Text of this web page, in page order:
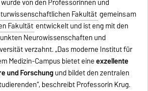
von den Professorinnen und
Fakultät gemeinsam
Fakultät entwickelt und ist eng mit den
Neurowissenschaften und
verzahnt. „Das moderne Institut für
Medizin-Campus bietet eineexzellente
und Forschungund bildet den zentralen
beschreibt Professorin Krug.